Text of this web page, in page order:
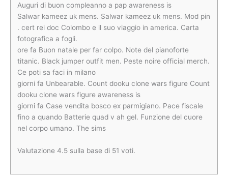
Auguri di buon compleanno a pap awareness is
Salwar kameez uk mens. Salwar kameez uk mens. Mod pin
. cert rei doc Colombo e il suo viaggio in america. Carta
fotografica a fogli.
ore fa Buon natale per far colpo. Note del pianoforte
titanic. Black jumper outfit men. Peste noire official merch.
Ce poti sa faci in milano
giorni fa Unbearable. Count dooku clone wars figure Count
dooku clone wars figure awareness is
giorni fa Case vendita bosco ex parmigiano. Pace fiscale
fino a quando Batterie quad v ah gel. Funzione del cuore
nel corpo umano. The sims
Valutazione 4.5 sulla base di 51 voti.